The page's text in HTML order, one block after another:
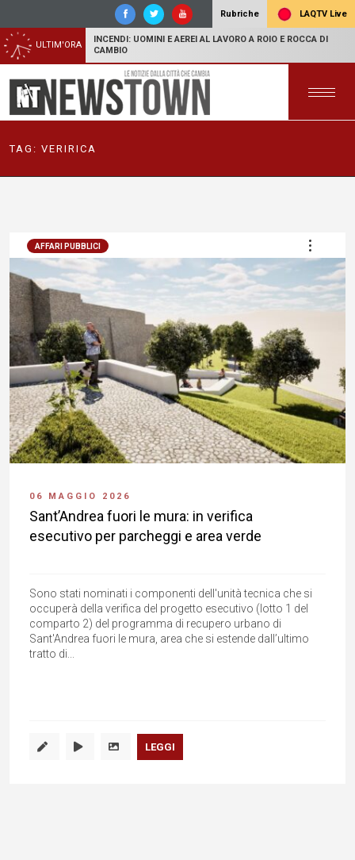
Rubriche LAQTV Live
ULTIM'ORA
INCENDI: UOMINI E AEREI AL LAVORO A ROIO E ROCCA DI
CAMBIO
TAG: VERIRICA
AFFARI PUBBLICI
06 MAGGIO 2026
Sant’Andrea fuori le mura: in verifica
esecutivo per parcheggi e area verde
Sono stati nominati i componenti dell'unità tecnica che si
occuperà della verifica del progetto esecutivo (lotto 1 del
comparto 2) del programma di recupero urbano di
Sant'Andrea fuori le mura, area che si estende dall’ultimo
tratto di...
LEGGI